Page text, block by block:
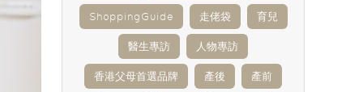
ShoppingGuide 走佬袋 育兒
醫生專訪 人物專訪
香港父母首選品牌 產後 產前